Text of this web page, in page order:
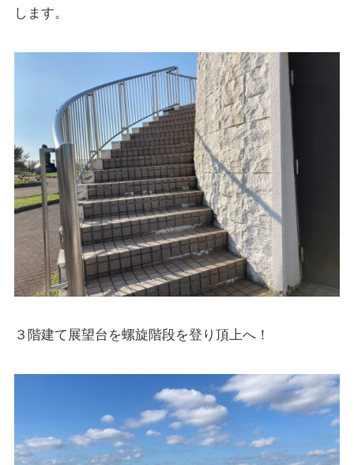
します。
３階建て展望台を螺旋階段を登り頂上へ！